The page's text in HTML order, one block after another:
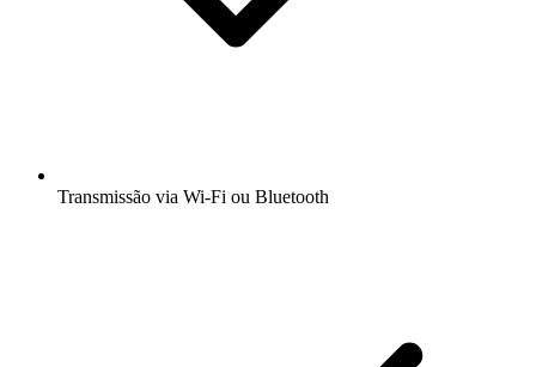
Transmissão via Wi-Fi ou Bluetooth